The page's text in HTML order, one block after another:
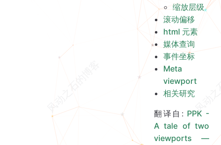
缩放层级
滚动偏移
html 元素
媒体查询
事件坐标
Meta
viewport
相关研究
翻译自: PPK -
A tale of two
viewports —